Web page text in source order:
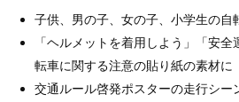
子供、男の子、女の子、小学生の自
「ヘルメットを着用しよう」「安
転車に関する注意の貼り紙の素材に
交通ルール啓発ポスターの走行シー